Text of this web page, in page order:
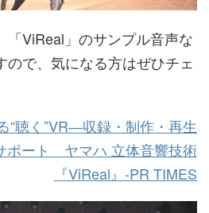
「ViReal」のサンプル音声な
ので、気になる方はぜひチェ
“聴く”VR―収録・制作・再生
ポート ヤマハ 立体音響技術
『ViReal』-PR TIMES